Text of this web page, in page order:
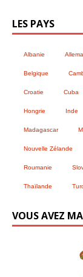
LES PAYS
Albanie
Belgique
Croatie Cuba
Hongrie Inde
Madagascar
Nouvelle Zélande
Roumanie
Thaïlande
VOUS AVEZ